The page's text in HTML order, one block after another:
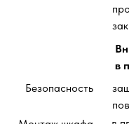
в
Безопасность